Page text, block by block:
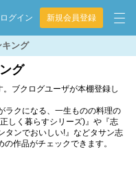
ログイン 新規会員登録
キング
グ
ブクログユーザが本棚登録し
ラクになる、一生ものの料理の
しく暮らすシリーズ)』や『志
タンでおいしい!』などタサン志
作品がチェックできます。